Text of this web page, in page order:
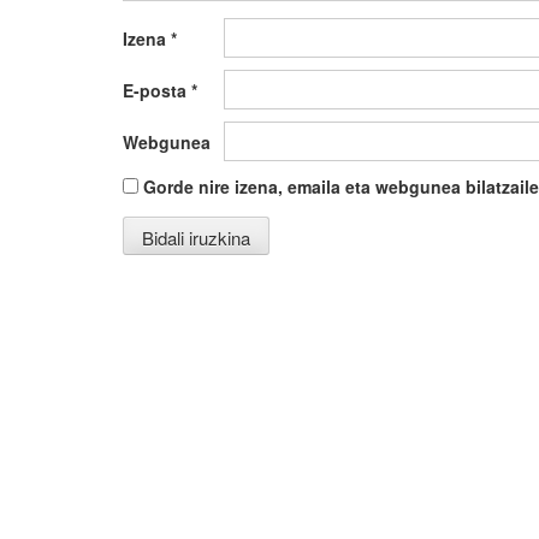
Izena *
E-posta *
Webgunea
Gorde nire izena, emaila eta webgunea